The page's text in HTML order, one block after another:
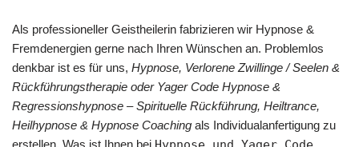
Als professioneller Geistheilerin fabrizieren wir Hypnose &
Fremdenergien gerne nach Ihren Wünschen an. Problemlos
denkbar ist es für uns, Hypnose, Verlorene Zwillinge / Seelen &
Rückführungstherapie oder Yager Code Hypnose &
Regressionshypnose – Spirituelle Rückführung, Heiltrance,
Heilhypnose & Hypnose Coaching als Individualanfertigung zu
erstellen. Was ist Ihnen bei